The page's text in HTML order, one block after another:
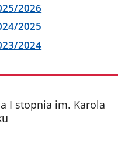
2026
2025
2024
I stopnia im. Karola